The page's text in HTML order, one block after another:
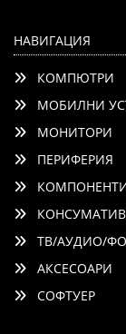
НАВИГАЦИЯ
КОМПЮТРИ
МОБИЛНИ
МОНИТОРИ
ПЕРИФЕРИЯ
ТВ/АУДИО/
АКСЕСОАРИ
СОФТУЕР